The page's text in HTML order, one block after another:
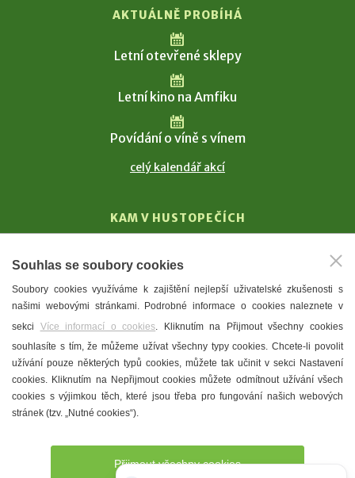
AKTUÁLNĚ PROBÍHÁ
Letní otevřené sklepy
Letní kino na Amfiku
Povídání o víně s vínem
celý kalendář akcí
KAM V HUSTOPEČÍCH
T. G. Masaryk
Mandloně
Ubytování
Restaurace
Městské muzeum a galerie
Denní meníčka
Souhlas se soubory cookies
Soubory cookies využíváme k zajištění nejlepší uživatelské zkušenosti s
našimi webovými stránkami. Podrobné informace o cookies naleznete v
sekci Více informací o cookies. Kliknutím na Přijmout všechny cookies
souhlasíte s tím, že můžeme užívat všechny typy cookies. Chcete-li povolit
užívání pouze některých typů cookies, můžete tak učinit v sekci Nastavení
cookies. Kliknutím na Nepřijmout cookies můžete odmítnout užívání všech
cookies s výjimkou těch, které jsou třeba pro fungování našich webových
stránek (tzv. „Nutné cookies“).
Přijmout všechny cookies
Potřebujete poradit?